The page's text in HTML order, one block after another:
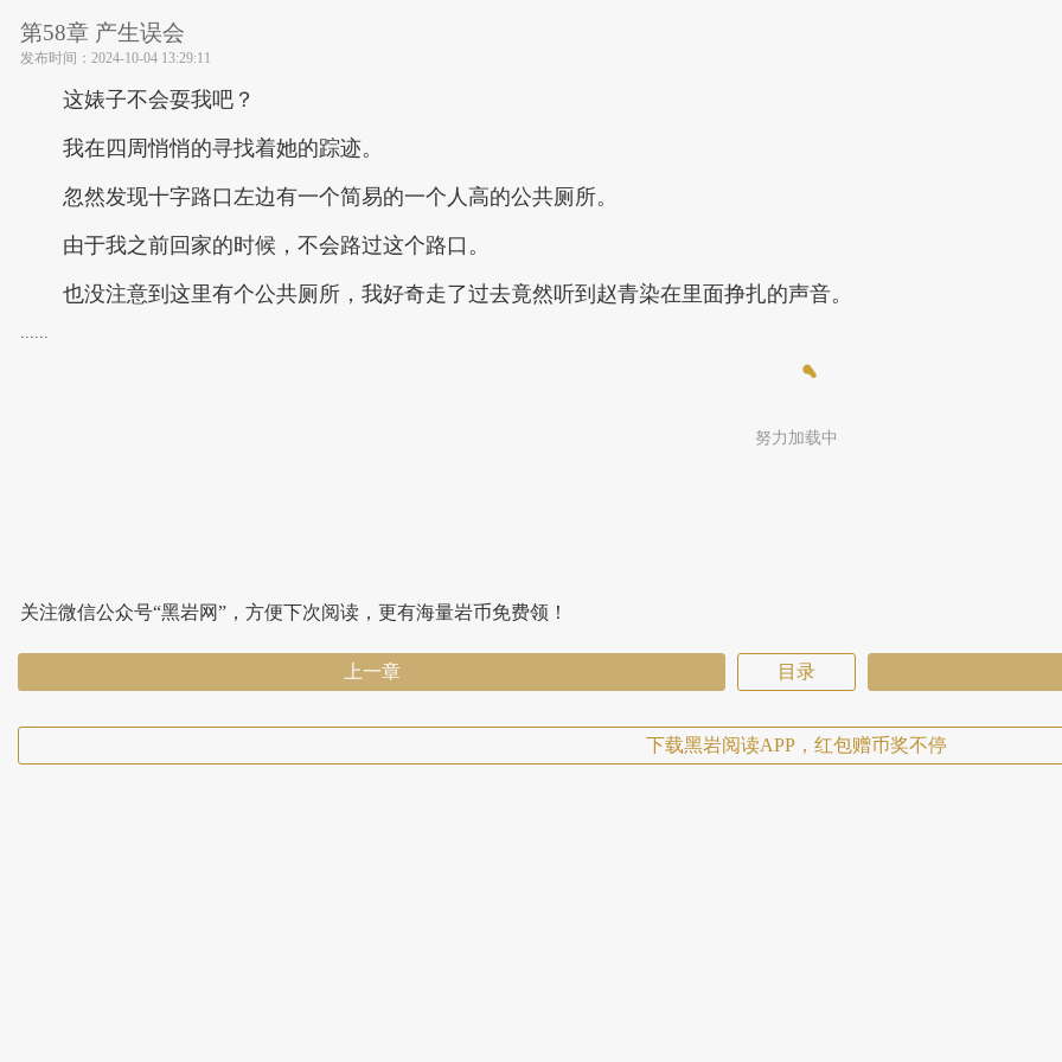
第58章 产生误会
发布时间： 2024-10-04 13:29:11
这婊子不会耍我吧？
我在四周悄悄的寻找着她的踪迹。
忽然发现十字路口左边有一个简易的一个人高的公共厕所。
由于我之前回家的时候，不会路过这个路口。
也没注意到这里有个公共厕所，我好奇走了过去竟然听到赵青染在里面挣扎的声音。
......
努力加载中
关注微信公众号“黑岩网”，方便下次阅读，更有海量岩币免费领！
上一章 目录
下载黑岩阅读APP，红包赠币奖不停